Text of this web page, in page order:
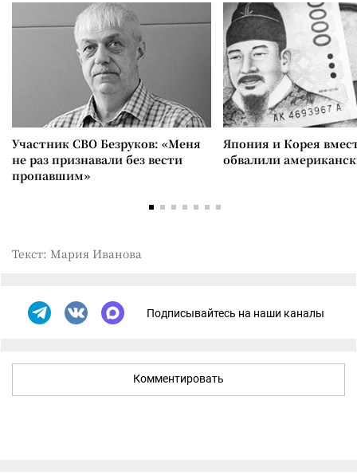
Участник СВО Безруков: «Меня
не раз признавали без вести
пропавшим»
Япония и Корея
обвалили
Текст: Мария Иванова
Подписывайтесь на наши каналы
Комментировать